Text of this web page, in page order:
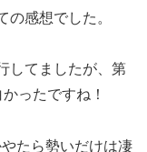
の感想でした。
してましたが、第
ったですね！
たら勢いだけは凄